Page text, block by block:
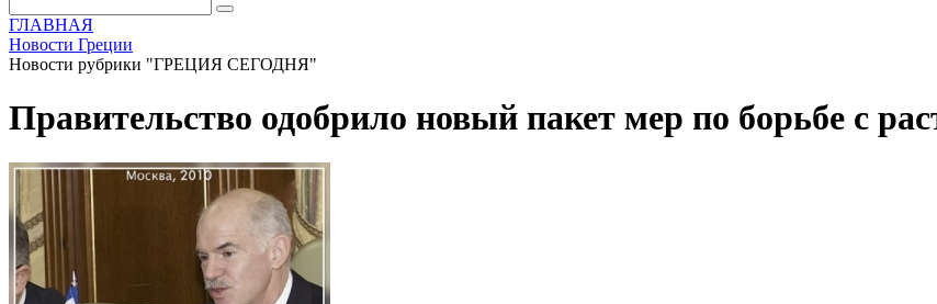
ГЛАВНАЯ
Новости Греции
Новости рубрики "ГРЕЦИЯ СЕГОДНЯ"
Правительство одобрило новый пакет мер по борьбе с